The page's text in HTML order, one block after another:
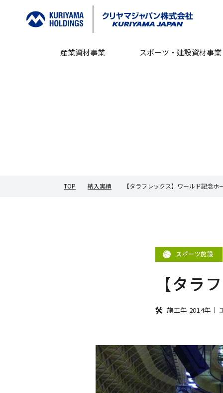
産業資材事業 スポーツ・建設資材事業
TOP 納入実績 【タラフレックス】ワールド記念ホ
スポーツ施設
【タラ
施工年 2014年